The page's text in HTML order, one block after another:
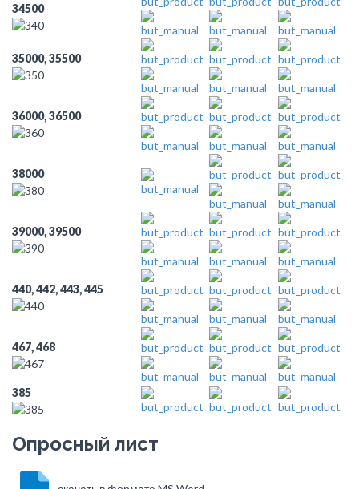
34500
35000, 35500
36000, 36500
38000
39000, 39500
440, 442, 443, 445
467, 468
385
Опросный лист